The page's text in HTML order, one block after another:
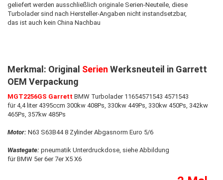
geliefert werden ausschließlich originale Serien-Neuteile, diese
Turbolader sind nach Hersteller-Angaben nicht instandsetzbar,
das ist auch kein China Nachbau
Merkmal: Original Serien Werksneuteil in Garrett
OEM Verpackung
MGT2256GS Garrett BMW Turbolader 11654571543 4571543
für 4,4 liter 4395ccm 300kw 408Ps, 330kw 449Ps, 330kw 450Ps, 342kw
465Ps, 357kw 485Ps
Motor: N63 S63B44 8 Zylinder Abgasnorm Euro 5/6
Wastegate: pneumatik Unterdruckdose, siehe Abbildung
für BMW 5er 6er 7er X5 X6